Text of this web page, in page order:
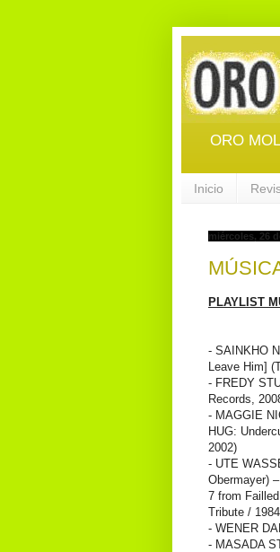
ORO
Inicio
miércoles, 26
PLAYLIST
- SAINKHO
Leave Him]
- FREDY
Records,
- MAGGIE
HUG:
2002)
- UTE
Obermayer)
7 from
Tribute /
- WENER
- MASADA